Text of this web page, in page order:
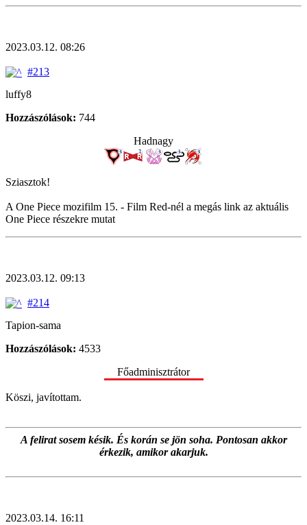
2023.03.12. 08:26
#213
luffy8
Hozzászólások: 744
Hadnagy
Sziasztok!
A One Piece mozifilm 15. - Film Red-nél a megás link az aktuális
One Piece részekre mutat
2023.03.12. 09:13
#214
Tapion-sama
Hozzászólások: 4533
Főadminisztrátor
Köszi, javítottam.
A felirat sosem késik. És korán se jön soha. Pontosan akkor
érkezik, amikor akarjuk.
2023.03.14. 16:11